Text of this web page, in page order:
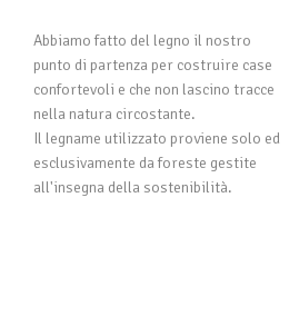
Abbiamo fatto del legno il nostro
punto di partenza per costruire case
confortevoli e che non lascino tracce
nella natura circostante.
Il legname utilizzato proviene solo ed
esclusivamente da foreste gestite
all'insegna della sostenibilità.